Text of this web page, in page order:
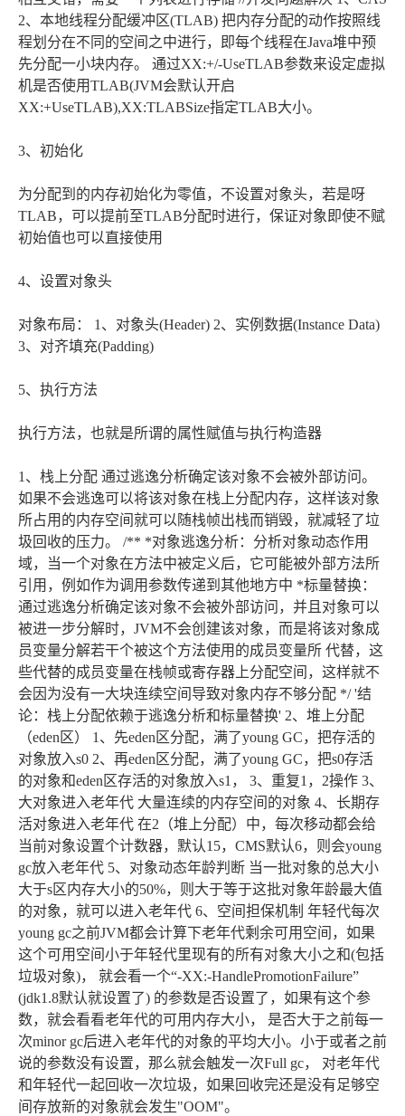
2、本地线程分配缓冲区(TLAB) 把内存分配的动作按照线
程划分在不同的空间之中进行，即每个线程在Java堆中预
先分配一小块内存。 通过XX:+/-UseTLAB参数来设定虚拟
机是否使用TLAB(JVM会默认开启
XX:+UseTLAB),XX:TLABSize指定TLAB大小。
3、初始化
为分配到的内存初始化为零值，不设置对象头，若是呀
TLAB，可以提前至TLAB分配时进行，保证对象即使不赋
初始值也可以直接使用
4、设置对象头
对象布局： 1、对象头(Header) 2、实例数据(Instance Data)
3、对齐填充(Padding)
5、执行方法
执行方法，也就是所谓的属性赋值与执行构造器
1、栈上分配 通过逃逸分析确定该对象不会被外部访问。
如果不会逃逸可以将该对象在栈上分配内存，这样该对象
所占用的内存空间就可以随栈帧出栈而销毁，就减轻了垃
圾回收的压力。 /** *对象逃逸分析：分析对象动态作用
域，当一个对象在方法中被定义后，它可能被外部方法所
引用，例如作为调用参数传递到其他地方中 *标量替换：
通过逃逸分析确定该对象不会被外部访问，并且对象可以
被进一步分解时，JVM不会创建该对象，而是将该对象成
员变量分解若干个被这个方法使用的成员变量所 代替，这
些代替的成员变量在栈帧或寄存器上分配空间，这样就不
会因为没有一大块连续空间导致对象内存不够分配 */ '结
论：栈上分配依赖于逃逸分析和标量替换' 2、堆上分配
（eden区） 1、先eden区分配，满了young GC，把存活的
对象放入s0 2、再eden区分配，满了young GC，把s0存活
的对象和eden区存活的对象放入s1， 3、重复1，2操作 3、
大对象进入老年代 大量连续的内存空间的对象 4、长期存
活对象进入老年代 在2（堆上分配）中，每次移动都会给
当前对象设置个计数器，默认15，CMS默认6，则会young
gc放入老年代 5、对象动态年龄判断 当一批对象的总大小
大于s区内存大小的50%，则大于等于这批对象年龄最大值
的对象，就可以进入老年代 6、空间担保机制 年轻代每次
young gc之前JVM都会计算下老年代剩余可用空间，如果
这个可用空间小于年轻代里现有的所有对象大小之和(包括
垃圾对象)， 就会看一个“-XX:-HandlePromotionFailure”
(jdk1.8默认就设置了) 的参数是否设置了，如果有这个参
数，就会看看老年代的可用内存大小， 是否大于之前每一
次minor gc后进入老年代的对象的平均大小。小于或者之前
说的参数没有设置，那么就会触发一次Full gc， 对老年代
和年轻代一起回收一次垃圾，如果回收完还是没有足够空
间存放新的对象就会发生"OOM"。